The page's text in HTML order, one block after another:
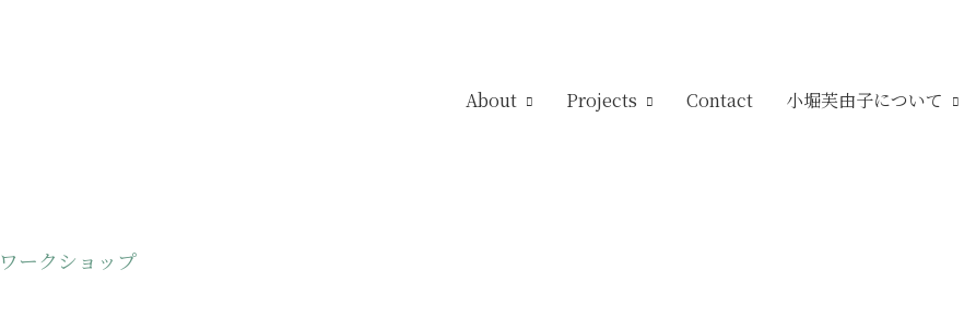
About Projects Contact 小堀芙由子について
ワークショップ